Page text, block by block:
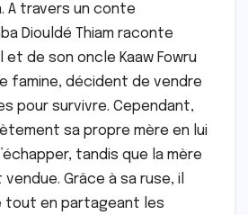
A travers un conte
Diouldé Thiam raconte
et de son oncle Kaaw Fowru
famine, décident de vendre
pour survivre. Cependant,
sa propre mère en lui
tandis que la mère
Grâce à sa ruse, il
tout en partageant les